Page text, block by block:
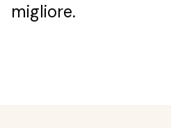
migliore.